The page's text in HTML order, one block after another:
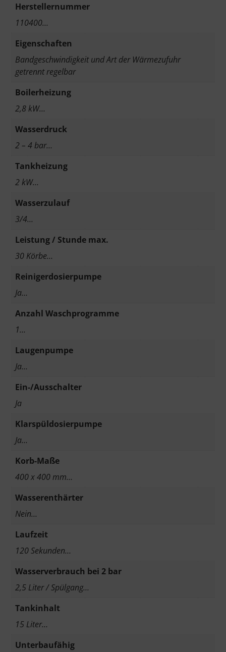
Herstellernummer
110400…
Eigenschaften
Bandgeschwindigkeit und Art der Wärmezufuhr
getrennt regelbar
Boilerheizung
2,8 kW…
Wasserdruck
2 – 4 bar…
Tankheizung
2 kW…
Wasserzulauf
3/4…
Leistung / Stunde max.
30 Körbe…
Reinigerdosierpumpe
Ja…
Anzahl Waschprogramme
1…
Laugenpumpe
Ja…
Ein-/Ausschalter
Ja
Klarspüldosierpumpe
Ja…
Korb-Maße
400 x 400 mm…
Wasserenthärter
Nein…
Laufzeit
120 Sekunden…
Wasserverbrauch bei 2 bar
2,5 Liter / Spülgang…
Tankinhalt
15 Liter…
Unterbaufähig